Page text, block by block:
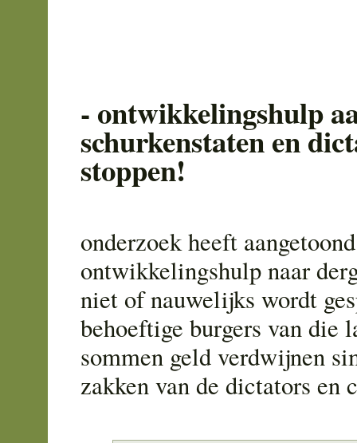
- ontwikkelingshulp
schurkenstaten en
stoppen!
onderzoek heeft
ontwikkelingshulp naar
niet of nauwelijks wordt
behoeftige burgers van die
sommen geld verdwijnen
zakken van de dictators en